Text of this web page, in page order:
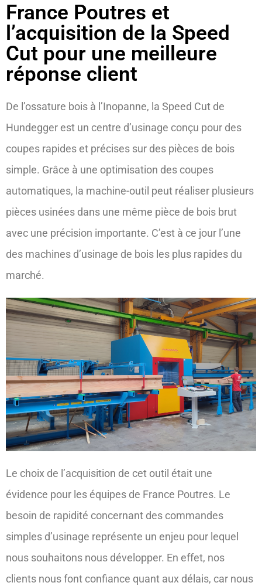
France Poutres et
l’acquisition de la Speed
Cut pour une meilleure
réponse client
De l’ossature bois à l’Inopanne, la Speed Cut de
Hundegger est un centre d’usinage conçu pour des
coupes rapides et précises sur des pièces de bois
simple. Grâce à une optimisation des coupes
automatiques, la machine-outil peut réaliser plusieurs
pièces usinées dans une même pièce de bois brut
avec une précision importante. C’est à ce jour l’une
des machines d’usinage de bois les plus rapides du
marché.
Le choix de l’acquisition de cet outil était une
évidence pour les équipes de France Poutres. Le
besoin de rapidité concernant des commandes
simples d’usinage représente un enjeu pour lequel
nous souhaitons nous développer. En effet, nos
clients nous font confiance quant aux délais, car nous